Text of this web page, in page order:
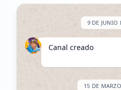
9 DE JUNIO
Canal creado
15 DE